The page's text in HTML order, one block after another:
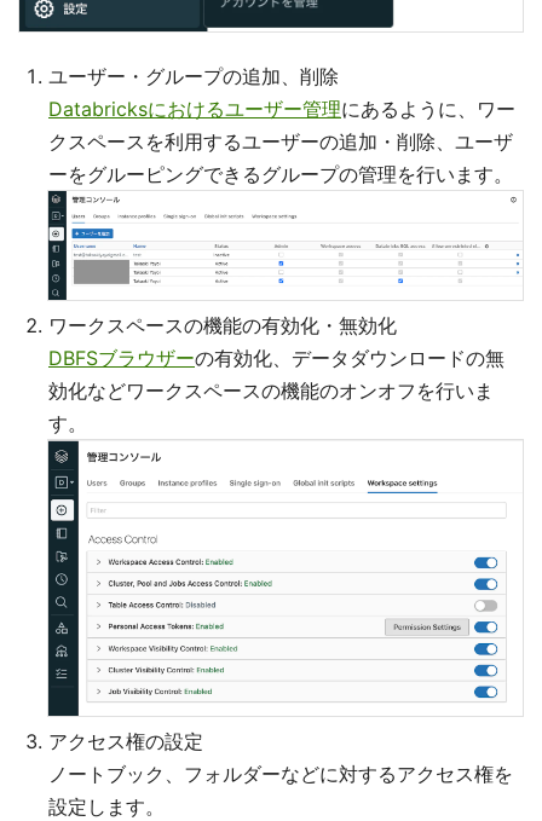
ユーザー・グループの追加、削除
Databricksにおけるユーザー管理にあるように、ワー
クスペースを利用するユーザーの追加・削除、ユーザ
ーをグルーピングできるグループの管理を行います。
ワークスペースの機能の有効化・無効化
DBFSブラウザーの有効化、データダウンロードの無
効化などワークスペースの機能のオンオフを行いま
す。
アクセス権の設定
ノートブック、フォルダーなどに対するアクセス権を
設定します。